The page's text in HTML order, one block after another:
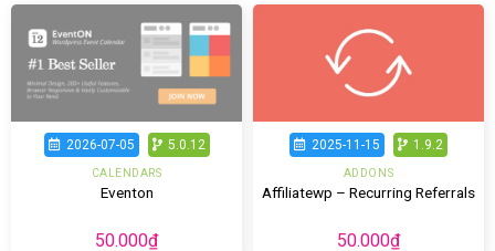
2026-07-05 5.0.12
CALENDARS
Eventon
50.000₫
2025-11-15 1.9.2
ADDONS
Affiliatewp – Recurring Referrals
50.000₫